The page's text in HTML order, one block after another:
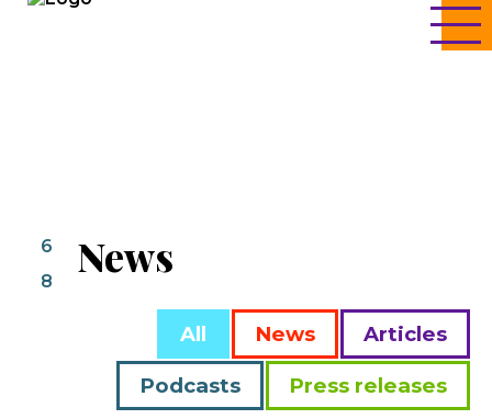
6
8
News
All News Articles
Podcasts Press releases